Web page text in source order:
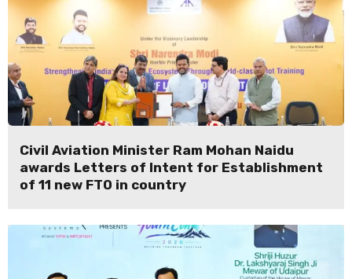
Civil Aviation Minister Ram Mohan Naidu
awards Letters of Intent for Establishment
of 11 new FTO in country